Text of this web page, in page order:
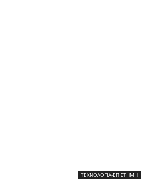
ΤΕΧΝΟΛΟΓΙΑ-ΕΠΙΣΤΗΜΗ